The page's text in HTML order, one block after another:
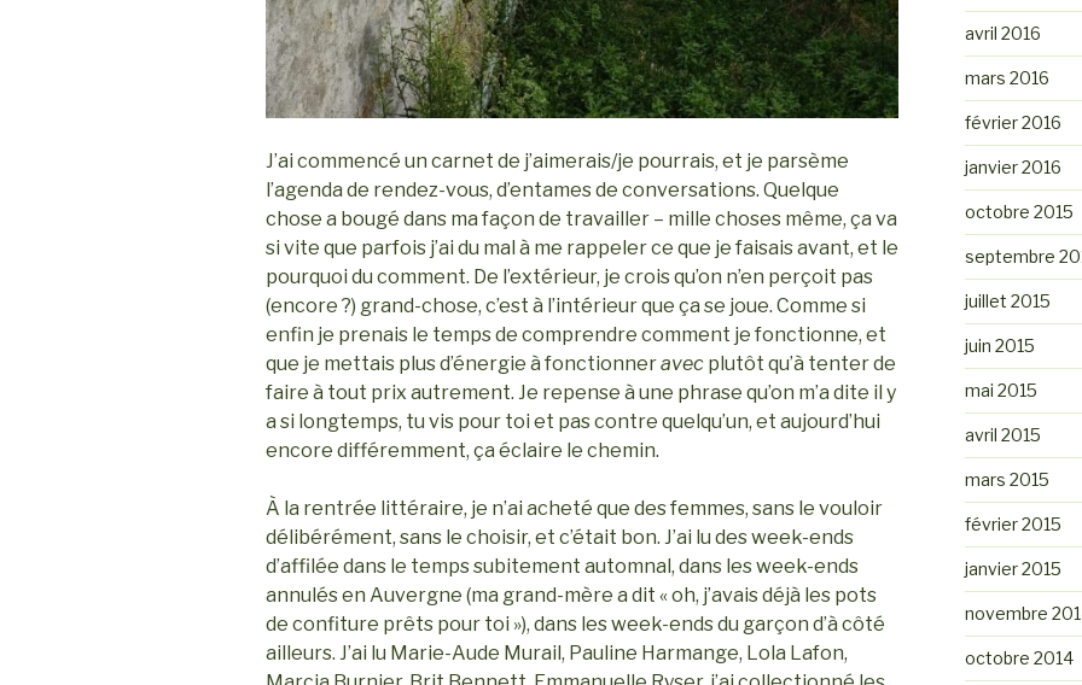
J’ai commencé un carnet de j’aimerais/je pourrais, et je parsème
l’agenda de rendez-vous, d’entames de conversations. Quelque
chose a bougé dans ma façon de travailler – mille choses même, ça va
si vite que parfois j’ai du mal à me rappeler ce que je faisais avant, et le
pourquoi du comment. De l’extérieur, je crois qu’on n’en perçoit pas
(encore ?) grand-chose, c’est à l’intérieur que ça se joue. Comme si
enfin je prenais le temps de comprendre comment je fonctionne, et
que je mettais plus d’énergie à fonctionneravec plutôt qu’à tenter de
faire à tout prix autrement. Je repense à une phrase qu’on m’a dite il y
a si longtemps, tu vis pour toi et pas contre quelqu’un, et aujourd’hui
encore différemment, ça éclaire le chemin.
À la rentrée littéraire, je n’ai acheté que des femmes, sans le vouloir
délibérément, sans le choisir, et c’était bon. J’ai lu des week-ends
d’affilée dans le temps subitement automnal, dans les week-ends
annulés en Auvergne (ma grand-mère a dit « oh, j’avais déjà les pots
de confiture prêts pour toi »), dans les week-ends du garçon d’à côté
ailleurs. J’ai lu Marie-Aude Murail, Pauline Harmange, Lola Lafon,
avril 2016
mars 2016
février 2016
janvier 2016
octobre 2015
septembre
juillet 2015
juin 2015
mai 2015
avril 2015
mars 2015
février 2015
janvier 2015
novembre
octobre 2014